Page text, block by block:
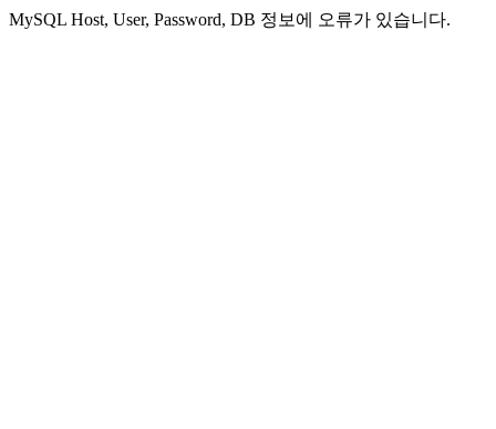
MySQL Host, User, Password, DB 정보에 오류가 있습니다.